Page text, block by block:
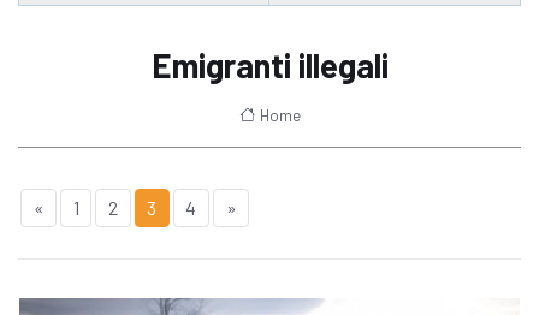
Emigranti illegali
Home
« 1 2 3 4 »